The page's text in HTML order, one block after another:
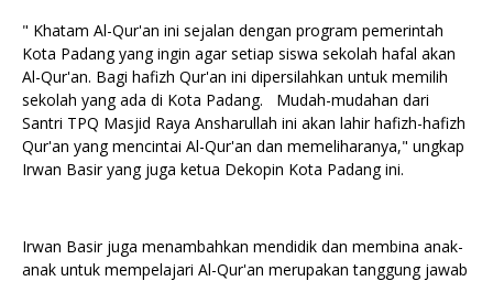
" Khatam Al-Qur'an ini sejalan dengan program pemerintah
Kota Padang yang ingin agar setiap siswa sekolah hafal akan
Al-Qur'an. Bagi hafizh Qur'an ini dipersilahkan untuk memilih
sekolah yang ada di Kota Padang. Mudah-mudahan dari
Santri TPQ Masjid Raya Ansharullah ini akan lahir hafizh-hafizh
Qur'an yang mencintai Al-Qur'an dan memeliharanya," ungkap
Irwan Basir yang juga ketua Dekopin Kota Padang ini.
Irwan Basir juga menambahkan mendidik dan membina anak-
anak untuk mempelajari Al-Qur'an merupakan tanggung jawab